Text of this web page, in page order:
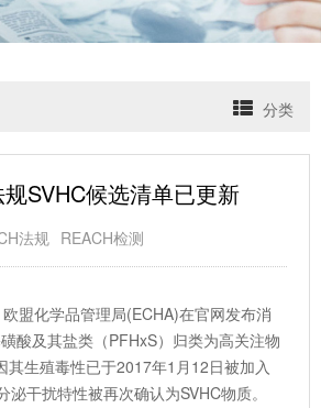
分类
规SVHC候选清单已更新
法规 REACH检测
盟化学品管理局(ECHA)在官网发布消
酸及其盐类（PFHxS）归类为高关注物
其生殖毒性已于2017年1月12日被加入
泌干扰特性被再次确认为SVHC物质。